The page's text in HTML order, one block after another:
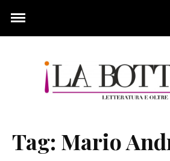
content
Tag: Mario